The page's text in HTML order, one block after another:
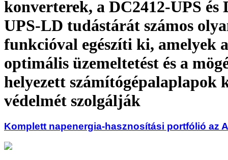
konverterek, a DC2412-UPS és
UPS-LD tudástárát számos
funkcióval egészíti ki, amelyek
optimális üzemeltetést és a
helyezett számítógépalaplapok
védelmét szolgálják
Komplett napenergia-hasznosítási portfólió az